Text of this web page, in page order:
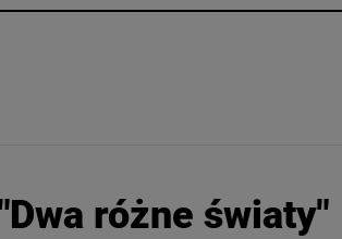
różne światy"